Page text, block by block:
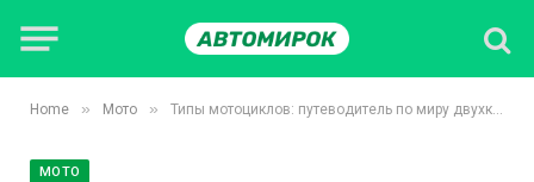
Home » Мото » Типы мотоциклов: путеводитель по миру двухколесных
МОТО